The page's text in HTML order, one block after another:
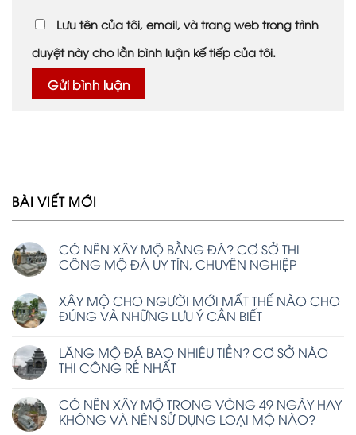
Lưu tên của tôi, email, và trang web trong trình
duyệt này cho lần bình luận kế tiếp của tôi.
BÀI VIẾT MỚI
CÓ NÊN XÂY MỘ BẰNG ĐÁ? CƠ SỞ THI
CÔNG MỘ ĐÁ UY TÍN, CHUYÊN NGHIỆP
XÂY MỘ CHO NGƯỜI MỚI MẤT THẾ NÀO CHO
ĐÚNG VÀ NHỮNG LƯU Ý CẦN BIẾT
LĂNG MỘ ĐÁ BAO NHIÊU TIỀN? CƠ SỞ NÀO
THI CÔNG RẺ NHẤT
CÓ NÊN XÂY MỘ TRONG VÒNG 49 NGÀY HAY
KHÔNG VÀ NÊN SỬ DỤNG LOẠI MỘ NÀO?